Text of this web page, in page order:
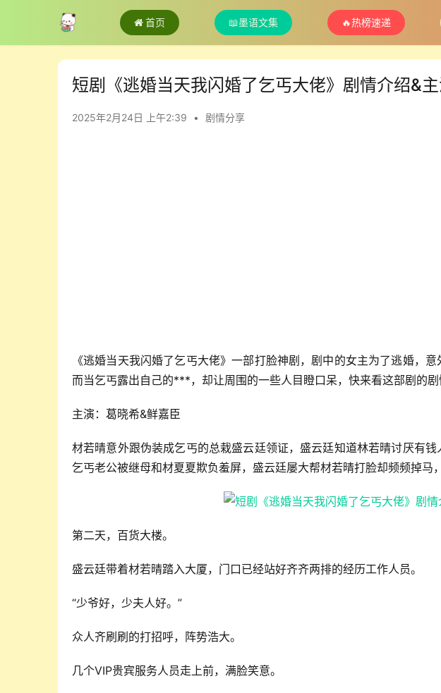
首页 📖墨语文集 🔥热榜速递
短剧《逃婚当天我闪婚了乞丐大佬》剧情介绍&
2025年2月24日 上午2:39 • 剧情分享
《逃婚当天我闪婚了乞丐大佬》一部打脸神剧，剧中的女主为了逃婚，
而当乞丐露出自己的***，却让周围的一些人目瞪口呆，快来看这部剧的剧
主演：葛晓希&鲜嘉臣
材若晴意外跟伪装成乞丐的总栽盛云廷领证，盛云廷知道林若晴讨厌有
乞丐老公被继母和材夏夏欺负羞屏，盛云廷屡大帮材若晴打脸却频频掉马
第二天，百货大楼。
盛云廷带着材若晴踏入大厦，门口已经站好齐齐两排的经历工作人员。
“少爷好，少夫人好。”
众人齐刷刷的打招呼，阵势浩大。
几个VIP贵宾服务人员走上前，满脸笑意。